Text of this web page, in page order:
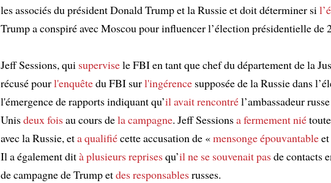
les associés du président Donald Trump et la Russie et doit déterminer si
Trump a conspiré avec Moscou pour influencer l’élection présidentielle de
Jeff Sessions, qui supervisele FBI en tant que chef du département de la
récusé pourl'enquêtedu FBI surl'ingérence supposée de la Russie dans
l'émergence de rapports indiquant qu’il avait rencontrél’ambassadeur
Unisdeux foisau cours dela campagne. Jeff Sessionsa fermement nié
avec la Russie, eta qualifiécette accusation de «mensonge épouvantable
Il a également dità plusieurs reprisesqu’il ne se souvenait pasde contacts
de campagne de Trump etdes responsablesrusses.